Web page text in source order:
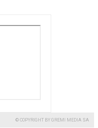
© COPYRIGHT BY GREMI MEDIA SA